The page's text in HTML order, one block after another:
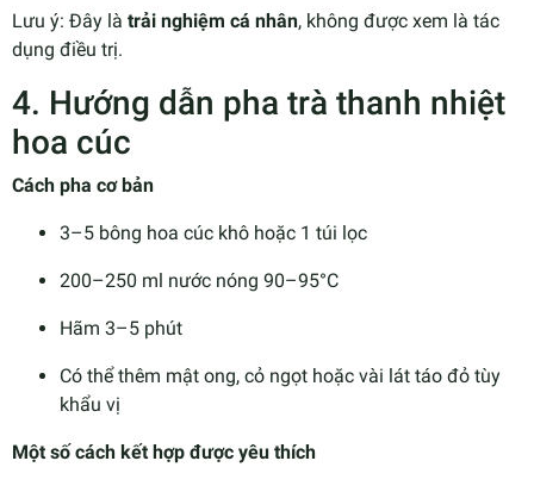
Lưu ý: Đây là trải nghiệm cá nhân, không được xem là tác
dụng điều trị.
4. Hướng dẫn pha trà thanh nhiệt
hoa cúc
Cách pha cơ bản
3–5 bông hoa cúc khô hoặc 1 túi lọc
200–250 ml nước nóng 90–95°C
Hãm 3–5 phút
Có thể thêm mật ong, cỏ ngọt hoặc vài lát táo đỏ tùy
khẩu vị
Một số cách kết hợp được yêu thích